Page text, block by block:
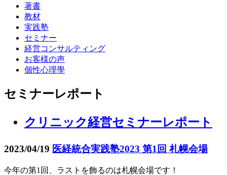
著書
教材
実践塾
セミナー
経営コンサルティング
お客様の声
個性心理學
セミナーレポート
クリニック経営セミナーレポート
2023/04/19 医経統合実践塾2023 第1回 札幌会場
今年の第1回、ラストを飾るのは札幌会場です！